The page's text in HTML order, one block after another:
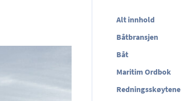
Alt innhold
Båtbransjen
Båt
Maritim Ordbok
Redningsskøytene